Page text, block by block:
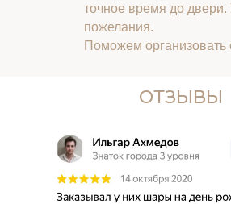
точное время до двери.
пожелания.
Поможем организовать
ОТЗЫВЫ